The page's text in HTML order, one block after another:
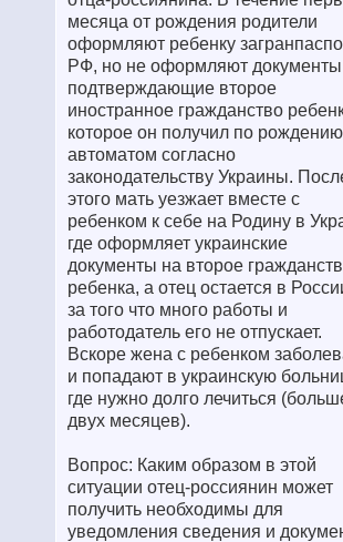
месяца от рождения родители
оформляют ребенку
РФ, но не оформляют
подтверждающие второе
иностранное гражданство
которое он получил по рождению
автоматом согласно
законодательству Украины.
этого мать уезжает вместе с
ребенком к себе на Родину в
где оформляет украинские
документы на второе
ребенка, а отец остается в
за того что много работы и
работодатель его не отпускает.
Вскоре жена с ребенком
и попадают в украинскую
где нужно долго лечиться
двух месяцев).
Вопрос: Каким образом в этой
ситуации отец-россиянин может
получить необходимы для
уведомления сведения и